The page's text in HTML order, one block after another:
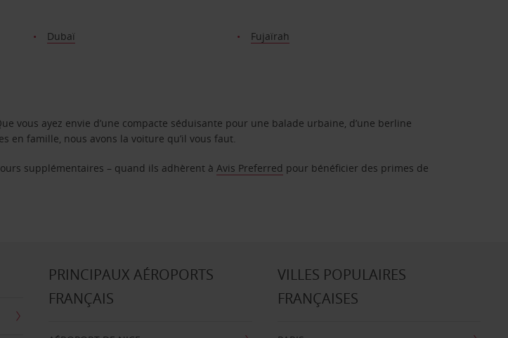
Dubaï
Fujaïrah
vous ayez envie d’une compacte séduisante pour une balade urbaine, d’une berline
en famille, nous avons la voiture qu’il vous faut.
supplémentaires – quand ils adhèrent àAvis Preferred pour bénéficier des primes de
PRINCIPAUX AÉROPORTS
FRANÇAIS
VILLES POPULAIRES
FRANÇAISES